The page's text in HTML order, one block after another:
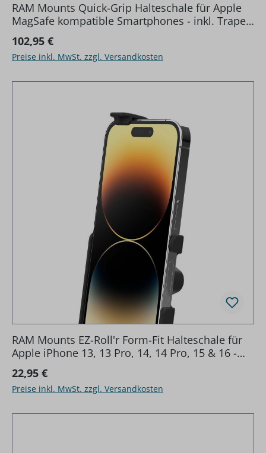
RAM Mounts Quick-Grip Halteschale für Apple
MagSafe kompatible Smartphones - inkl. Trapez-
Basisplatte, B-Kugel (1 Zoll)
Regulärer Preis:
102,95 €
Preise inkl. MwSt. zzgl. Versandkosten
RAM Mounts EZ-Roll'r Form-Fit Halteschale für
Apple iPhone 13, 13 Pro, 14, 14 Pro, 15 & 16 -
Ohne Schutzhülle
Regulärer Preis:
22,95 €
Preise inkl. MwSt. zzgl. Versandkosten